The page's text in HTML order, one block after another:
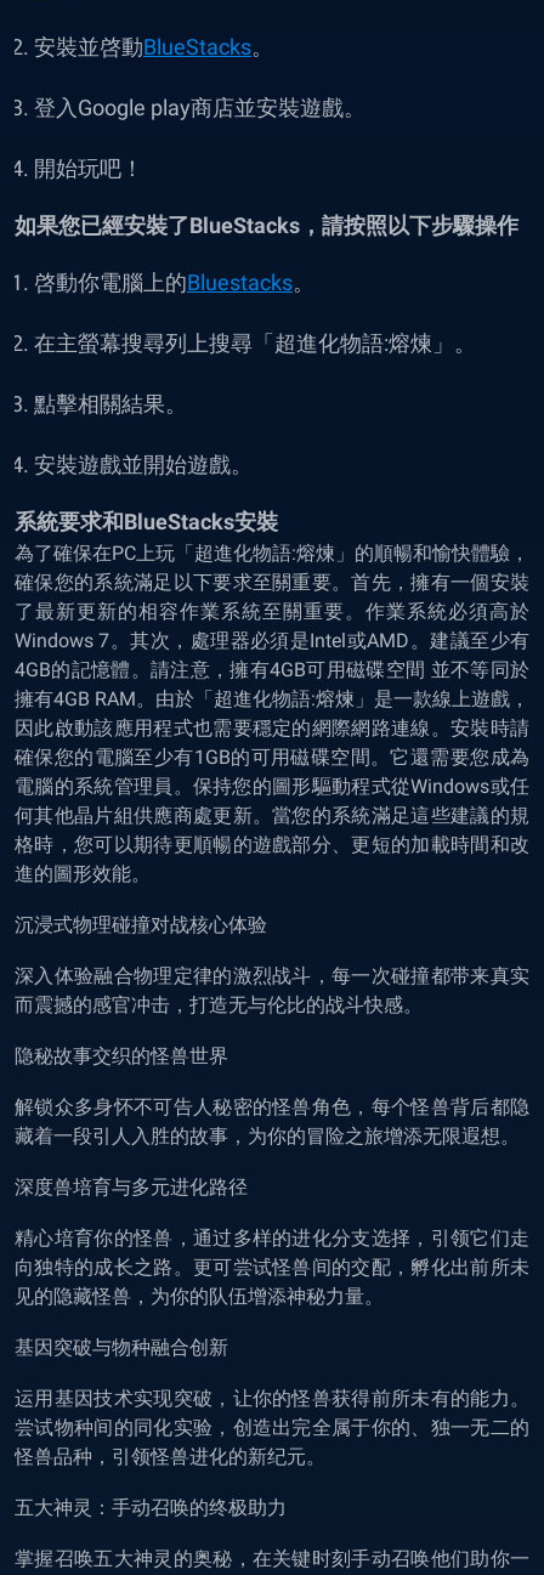
安裝並啓動BlueStacks。
登入Google play商店並安裝遊戲。
開始玩吧！
如果您已經安裝了BlueStacks，請按照以下步驟操作
啓動你電腦上的Bluestacks。
在主螢幕搜尋列上搜尋「超進化物語:熔煉」。
點擊相關結果。
安裝遊戲並開始遊戲。
系統要求和BlueStacks安裝
為了確保在PC上玩「超進化物語:熔煉」的順暢和愉快體驗，
確保您的系統滿足以下要求至關重要。首先，擁有一個安裝
了最新更新的相容作業系統至關重要。作業系統必須高於
Windows 7。其次，處理器必須是Intel或AMD。建議至少有
4GB的記憶體。請注意，擁有4GB可用磁碟空間 並不等同於
擁有4GB RAM。由於「超進化物語:熔煉」是一款線上遊戲，
因此啟動該應用程式也需要穩定的網際網路連線。安裝時請
確保您的電腦至少有1GB的可用磁碟空間。它還需要您成為
電腦的系統管理員。保持您的圖形驅動程式從Windows或任
何其他晶片組供應商處更新。當您的系統滿足這些建議的規
格時，您可以期待更順暢的遊戲部分、更短的加載時間和改
進的圖形效能。
沉浸式物理碰撞对战核心体验
深入体验融合物理定律的激烈战斗，每一次碰撞都带来真实
而震撼的感官冲击，打造无与伦比的战斗快感。
隐秘故事交织的怪兽世界
解锁众多身怀不可告人秘密的怪兽角色，每个怪兽背后都隐
藏着一段引人入胜的故事，为你的冒险之旅增添无限遐想。
深度兽培育与多元进化路径
精心培育你的怪兽，通过多样的进化分支选择，引领它们走
向独特的成长之路。更可尝试怪兽间的交配，孵化出前所未
见的隐藏怪兽，为你的队伍增添神秘力量。
基因突破与物种融合创新
运用基因技术实现突破，让你的怪兽获得前所未有的能力。
尝试物种间的同化实验，创造出完全属于你的、独一无二的
怪兽品种，引领怪兽进化的新纪元。
五大神灵：手动召唤的终极助力
掌握召唤五大神灵的奥秘，在关键时刻手动召唤他们助你一